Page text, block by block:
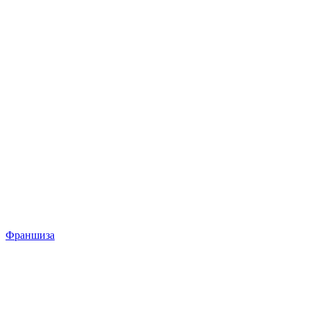
Франшиза